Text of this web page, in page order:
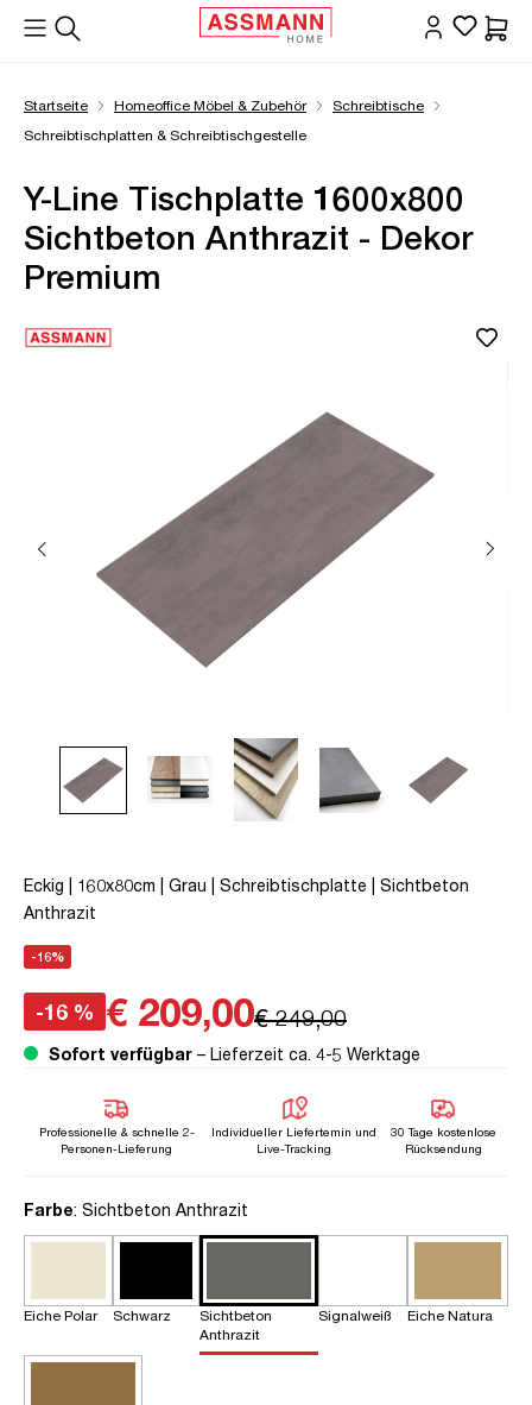
springen
Startseite Homeoffice Möbel & Zubehör
Schreibtische
Schreibtischplatten & Schreibtischgestelle
Y-Line Tischplatte 1600x800
Sichtbeton Anthrazit - Dekor
Premium
Eckig | 160x80cm | Grau | Schreibtischplatte | Sichtbeton
Anthrazit
-16%
-16 % € 209,00€ 249,00
Sofort verfügbar – Lieferzeit ca. 4-5 Werktage
Professionelle & schnelle 2-
Personen-Lieferung
Individueller Liefertemin und
Live-Tracking
30 Tage kostenlose
Rücksendung
Farbeauswählen
: Sichtbeton Anthrazit
Eiche Polar Schwarz
Sichtbeton
Anthrazit
Signalweiß Eiche Natura